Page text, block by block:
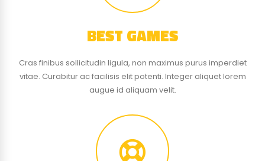
BEST GAMES
Cras finibus sollicitudin ligula, non maximus purus imperdiet
vitae. Curabitur ac facilisis elit potenti. Integer aliquet lorem
augue id aliquam velit.